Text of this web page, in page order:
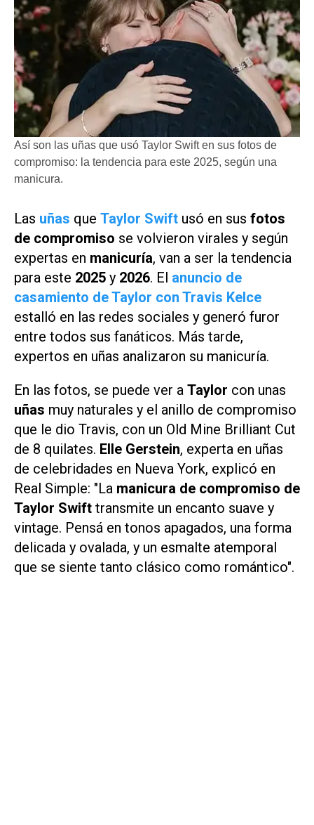
Así son las uñas que usó Taylor Swift en sus fotos de
compromiso: la tendencia para este 2025, según una
manicura.
Las uñas que Taylor Swift usó en sus fotos
de compromiso se volvieron virales y según
expertas en manicuría, van a ser la tendencia
para este 2025 y 2026. El anuncio de
casamiento de Taylor con Travis Kelce
estalló en las redes sociales y generó furor
entre todos sus fanáticos. Más tarde,
expertos en uñas analizaron su manicuría.
En las fotos, se puede ver a Taylor con unas
uñas muy naturales y el anillo de compromiso
que le dio Travis, con un Old Mine Brilliant Cut
de 8 quilates. Elle Gerstein, experta en uñas
de celebridades en Nueva York, explicó en
Real Simple: "La manicura de compromiso de
Taylor Swift transmite un encanto suave y
vintage. Pensá en tonos apagados, una forma
delicada y ovalada, y un esmalte atemporal
que se siente tanto clásico como romántico".